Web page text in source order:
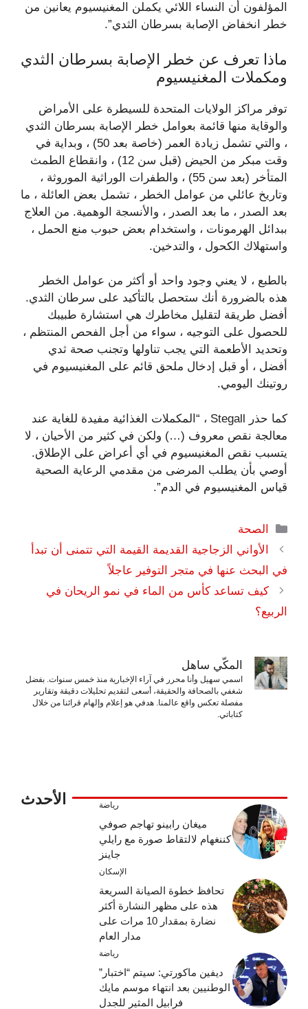
المؤلفون أن النساء اللائي يكملن المغنيسيوم يعانين من
خطر انخفاض الإصابة بسرطان الثدي”.
ماذا تعرف عن خطر الإصابة بسرطان الثدي
ومكملات المغنيسيوم
توفر مراكز الولايات المتحدة للسيطرة على الأمراض
والوقاية منها قائمة بعوامل خطر الإصابة بسرطان الثدي
، والتي تشمل زيادة العمر (خاصة بعد 50) ، وبداية في
وقت مبكر من الحيض (قبل سن 12) ، وانقطاع الطمث
المتأخر (بعد سن 55) ، والطفرات الوراثية الموروثة ،
وتاريخ عائلي من عوامل الخطر ، تشمل بعض العائلة ، ما
بعد الصدر ، ما بعد الصدر ، والأنسجة الوهمية. من العلاج
ببدائل الهرمونات ، واستخدام بعض حبوب منع الحمل ،
واستهلاك الكحول ، والتدخين.
بالطبع ، لا يعني وجود واحد أو أكثر من عوامل الخطر
هذه بالضرورة أنك ستحصل بالتأكيد على سرطان الثدي.
أفضل طريقة لتقليل مخاطرك هي استشارة طبيبك
للحصول على التوجيه ، سواء من أجل الفحص المنتظم ،
وتحديد الأطعمة التي يجب تناولها وتجنب صحة ثدي
أفضل ، أو قبل إدخال ملحق قائم على المغنيسيوم في
روتينك اليومي.
كما حذر Stegall ، “المكملات الغذائية مفيدة للغاية عند
معالجة نقص معروف (…) ولكن في كثير من الأحيان ، لا
يتسبب نقص المغنيسيوم في أي أعراض على الإطلاق.
أوصي بأن يطلب المرضى من مقدمي الرعاية الصحية
قياس المغنيسيوم في الدم”.
التصنيفات
الصحة
الأواني الزجاجية القديمة القيمة التي تتمنى أن تبدأ
في البحث عنها في متجر التوفير عاجلاً
كيف تساعد كأس من الماء في نمو الريحان في
الربيع؟
المكّي ساهل
اسمي سهيل وأنا محرر في آراء الإخبارية منذ خمس سنوات. بفضل
شغفي بالصحافة والحقيقة، أسعى لتقديم تحليلات دقيقة وتقارير
مفصلة تعكس واقع عالمنا. هدفي هو إعلام وإلهام قرائنا من خلال
كتاباتي.
الأحدث رياضة
ميغان رابينو تهاجم صوفي
كننغهام لالتقاط صورة مع رايلي
جاينز
الإسكان
تحافظ خطوة الصيانة السريعة
هذه على مظهر النشارة أكثر
نضارة بمقدار 10 مرات على
مدار العام
رياضة
ديفين ماكورتي: سيتم “اختبار”
الوطنيين بعد انتهاء موسم مايك
فرابيل المثير للجدل